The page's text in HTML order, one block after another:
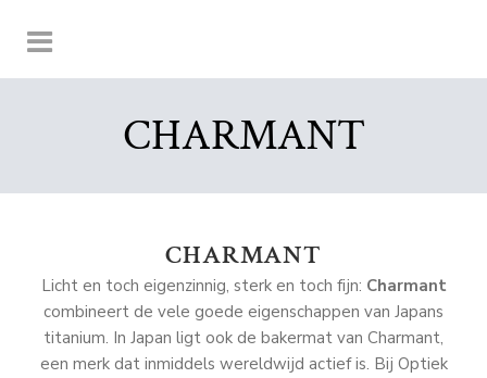
CHARMANT
CHARMANT
Licht en toch eigenzinnig, sterk en toch fijn: Charmant
combineert de vele goede eigenschappen van Japans
titanium. In Japan ligt ook de bakermat van Charmant,
een merk dat inmiddels wereldwijd actief is. Bij Optiek